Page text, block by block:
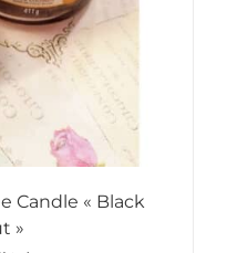
Candle « Black
»